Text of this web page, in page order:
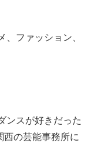
ファッション、
ンスが好きだった
西の芸能事務所に